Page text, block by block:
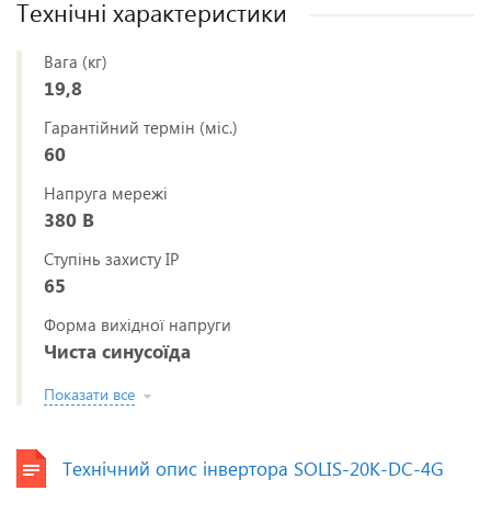
Технічні характеристики
Вага (кг)
19,8
Гарантійний термін (міс.)
60
Напруга мережі
380 В
Ступінь захисту IP
65
Форма вихідної напруги
Чиста синусоїда
Показати все
Технічний опис інвертора SOLIS-20K-DC-4G